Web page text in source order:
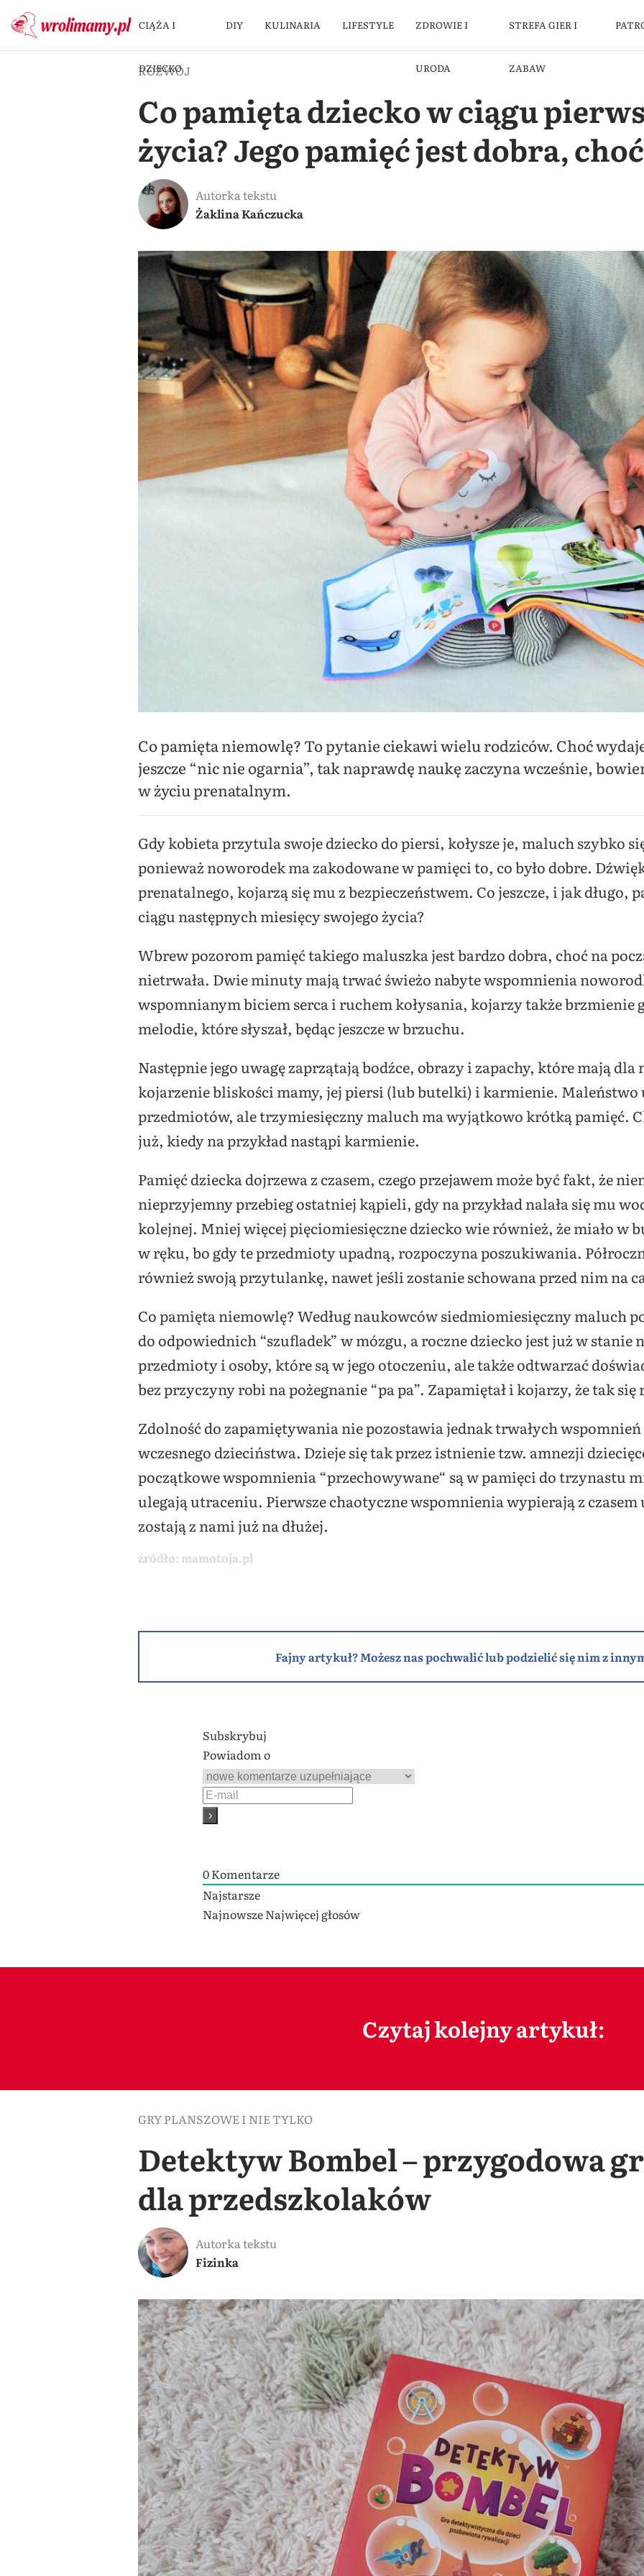
CIĄŻA I
DZIECKO
DIY KULINARIA LIFESTYLE ZDROWIE I
URODA
STREFA GIER I
ZABAW
ROZWÓJ
Co pamięta dziecko w ciągu
życia? Jego pamięć jest dobra,
Autorka tekstu
Żaklina Kańczucka
Co pamięta niemowlę? To pytanie ciekawi wielu rodziców. Choć
jeszcze “nic nie ogarnia”, tak naprawdę naukę zaczyna wcześnie,
w życiu prenatalnym.
Gdy kobieta przytula swoje dziecko do piersi, kołysze je, maluch szybko
ponieważ noworodek ma zakodowane w pamięci to, co było dobre.
prenatalnego, kojarzą się mu z bezpieczeństwem. Co jeszcze, i jak długo,
ciągu następnych miesięcy swojego życia?
Wbrew pozorom pamięć takiego maluszka jest bardzo dobra, choć na
nietrwała. Dwie minuty mają trwać świeżo nabyte wspomnienia
wspomnianym biciem serca i ruchem kołysania, kojarzy także brzmienie
melodie, które słyszał, będąc jeszcze w brzuchu.
Następnie jego uwagę zaprzątają bodźce, obrazy i zapachy, które mają
kojarzenie bliskości mamy, jej piersi (lub butelki) i karmienie. Maleństwo
przedmiotów, ale trzymiesięczny maluch ma wyjątkowo krótką pamięć.
już, kiedy na przykład nastąpi karmienie.
Pamięć dziecka dojrzewa z czasem, czego przejawem może być fakt, że
nieprzyjemny przebieg ostatniej kąpieli, gdy na przykład nalała się mu
kolejnej. Mniej więcej pięciomiesięczne dziecko wie również, że miało w
w ręku, bo gdy te przedmioty upadną, rozpoczyna poszukiwania.
również swoją przytulankę, nawet jeśli zostanie schowana przed nim na
Co pamięta niemowlę? Według naukowców siedmiomiesięczny maluch
do odpowiednich “szufladek” w mózgu, a roczne dziecko jest już w stanie
przedmioty i osoby, które są w jego otoczeniu, ale także odtwarzać
bez przyczyny robi na pożegnanie “pa pa”. Zapamiętał i kojarzy, że tak
Zdolność do zapamiętywania nie pozostawia jednak trwałych
wczesnego dzieciństwa. Dzieje się tak przez istnienie tzw. amnezji
początkowe wspomnienia “przechowywane“ są w pamięci do trzynastu
ulegają utraceniu. Pierwsze chaotyczne wspomnienia wypierają z
zostają z nami już na dłużej.
źródło: mamotoja.pl
Fajny artykuł? Możesz nas pochwalić lub podzielić się nim z
Subskrybuj
Powiadom o
0Komentarze
Najstarsze
NajnowszeNajwięcej głosów
Czytaj kolejny artykuł:
GRY PLANSZOWE I NIE TYLKO
Detektyw Bombel – przygodowa
dla przedszkolaków
Autorka tekstu
Fizinka